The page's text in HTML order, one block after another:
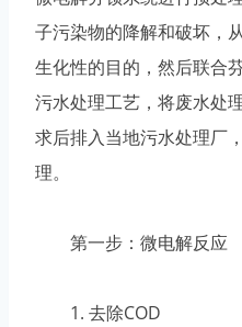
子污染物的降解和破坏，
生化性的目的，然后联合
污水处理工艺，将废水处
求后排入当地污水处理厂
理。
第一步：微电解反应
1. 去除COD